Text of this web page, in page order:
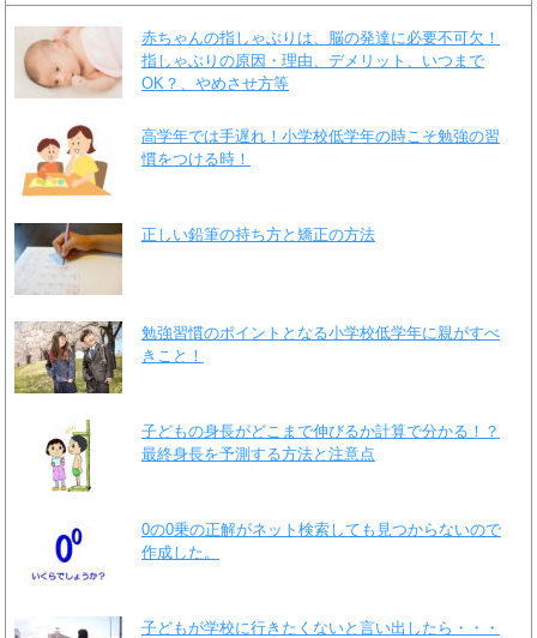
赤ちゃんの指しゃぶりは、脳の発達に必要不可欠！
指しゃぶりの原因・理由、デメリット、いつまで
OK？、やめさせ方等
高学年では手遅れ！小学校低学年の時こそ勉強の習
慣をつける時！
正しい鉛筆の持ち方と矯正の方法
勉強習慣のポイントとなる小学校低学年に親がすべ
きこと！
子どもの身長がどこまで伸びるか計算で分かる！？
最終身長を予測する方法と注意点
0の0乗の正解がネット検索しても見つからないので
作成した。
子どもが学校に行きたくないと言い出したら・・・